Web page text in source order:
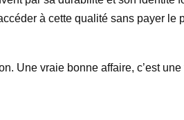
à cette qualité sans payer le
Une vraie bonne affaire, c’est